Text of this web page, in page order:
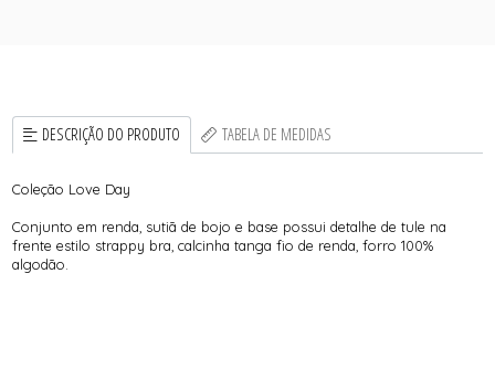
DESCRIÇÃO DO PRODUTO TABELA DE MEDIDAS
Coleção Love Day
Conjunto em renda, sutiã de bojo e base possui detalhe de tule na
frente estilo strappy bra, calcinha tanga fio de renda, forro 100%
algodão.